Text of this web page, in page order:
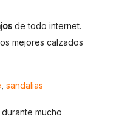
de todo internet.
mejores calzados
, sandalias
mucho